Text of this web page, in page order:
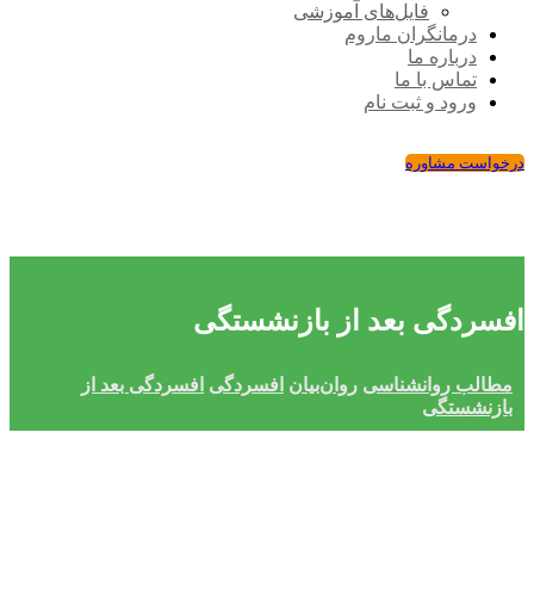
فایل‌های آموزشی
درمانگران ماروم
درباره ما
تماس با ما
ورود و ثبت نام
درخواست مشاوره
افسردگی بعد از بازنشستگی
مطالب روانشناسی روان‌بیان افسردگی افسردگی بعد از
بازنشستگی